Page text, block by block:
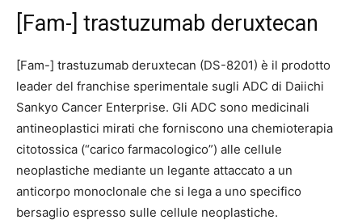
[Fam-] trastuzumab deruxtecan
[Fam-] trastuzumab deruxtecan (DS-8201) è il prodotto
leader del franchise sperimentale sugli ADC di Daiichi
Sankyo Cancer Enterprise. Gli ADC sono medicinali
antineoplastici mirati che forniscono una chemioterapia
citotossica (“carico farmacologico”) alle cellule
neoplastiche mediante un legante attaccato a un
anticorpo monoclonale che si lega a uno specifico
bersaglio espresso sulle cellule neoplastiche.